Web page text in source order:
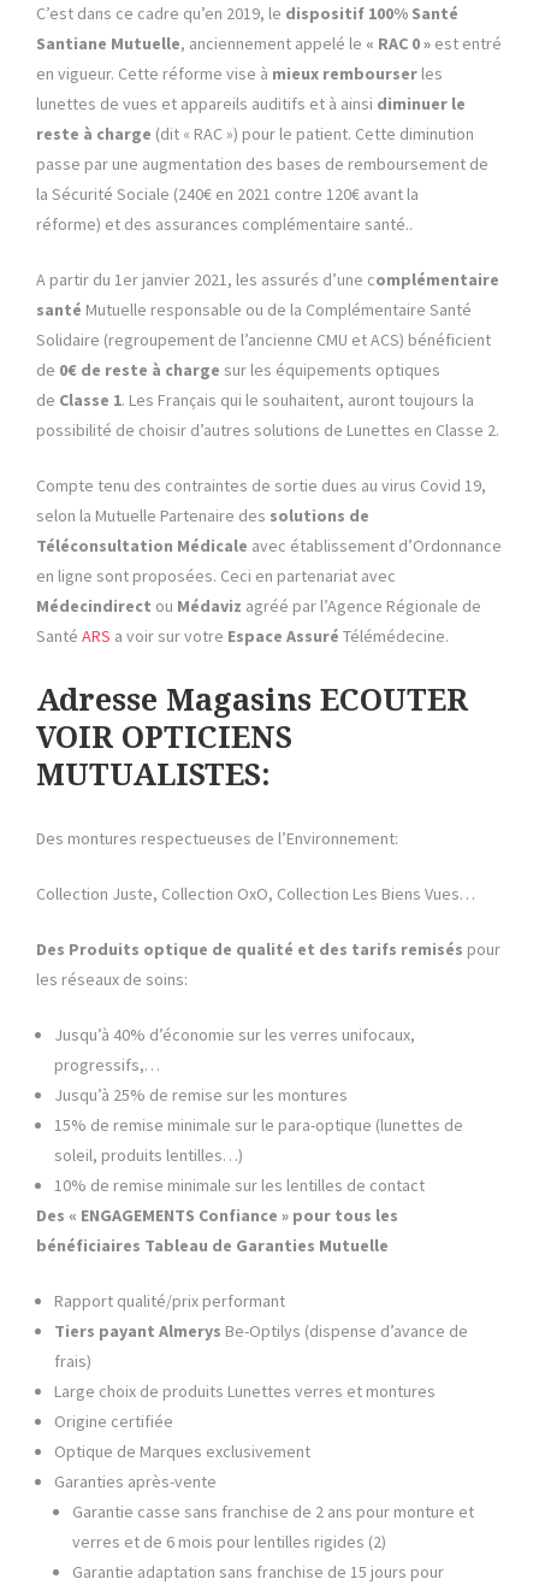
C’est dans ce cadre qu’en 2019, le dispositif 100% Santé
Santiane Mutuelle, anciennement appelé le « RAC 0 » est entré
en vigueur. Cette réforme vise à mieux rembourser les
lunettes de vues et appareils auditifs et à ainsi diminuer le
reste à charge (dit « RAC ») pour le patient. Cette diminution
passe par une augmentation des bases de remboursement de
la Sécurité Sociale (240€ en 2021 contre 120€ avant la
réforme) et des assurances complémentaire santé..
A partir du 1er janvier 2021, les assurés d’une complémentaire
santé Mutuelle responsable ou de la Complémentaire Santé
Solidaire (regroupement de l’ancienne CMU et ACS) bénéficient
de 0€ de reste à charge sur les équipements optiques
de Classe 1. Les Français qui le souhaitent, auront toujours la
possibilité de choisir d’autres solutions de Lunettes en Classe 2.
Compte tenu des contraintes de sortie dues au virus Covid 19,
selon la Mutuelle Partenaire des solutions de
Téléconsultation Médicale avec établissement d’Ordonnance
en ligne sont proposées. Ceci en partenariat avec
Médecindirect ou Médaviz agréé par l’Agence Régionale de
Santé ARS a voir sur votre Espace Assuré Télémédecine.
Adresse Magasins ECOUTER
VOIR OPTICIENS
MUTUALISTES:
Des montures respectueuses de l’Environnement:
Collection Juste, Collection OxO, Collection Les Biens Vues…
Des Produits optique de qualité et des tarifs remisés pour
les réseaux de soins:
Jusqu’à 40% d’économie sur les verres unifocaux,
progressifs,…
Jusqu’à 25% de remise sur les montures
15% de remise minimale sur le para-optique (lunettes de
soleil, produits lentilles…)
10% de remise minimale sur les lentilles de contact
Des « ENGAGEMENTS Confiance » pour tous les
bénéficiaires Tableau de Garanties Mutuelle
Rapport qualité/prix performant
Tiers payant Almerys Be-Optilys (dispense d’avance de
frais)
Large choix de produits Lunettes verres et montures
Origine certifiée
Optique de Marques exclusivement
Garanties après-vente
Garantie casse sans franchise de 2 ans pour monture et
verres et de 6 mois pour lentilles rigides (2)
Garantie adaptation sans franchise de 15 jours pour